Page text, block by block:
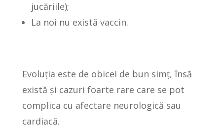
jucăriile);
La noi nu există vaccin.
Evoluția este de obicei de bun simț, însă
există și cazuri foarte rare care se pot
complica cu afectare neurologică sau
cardiacă.